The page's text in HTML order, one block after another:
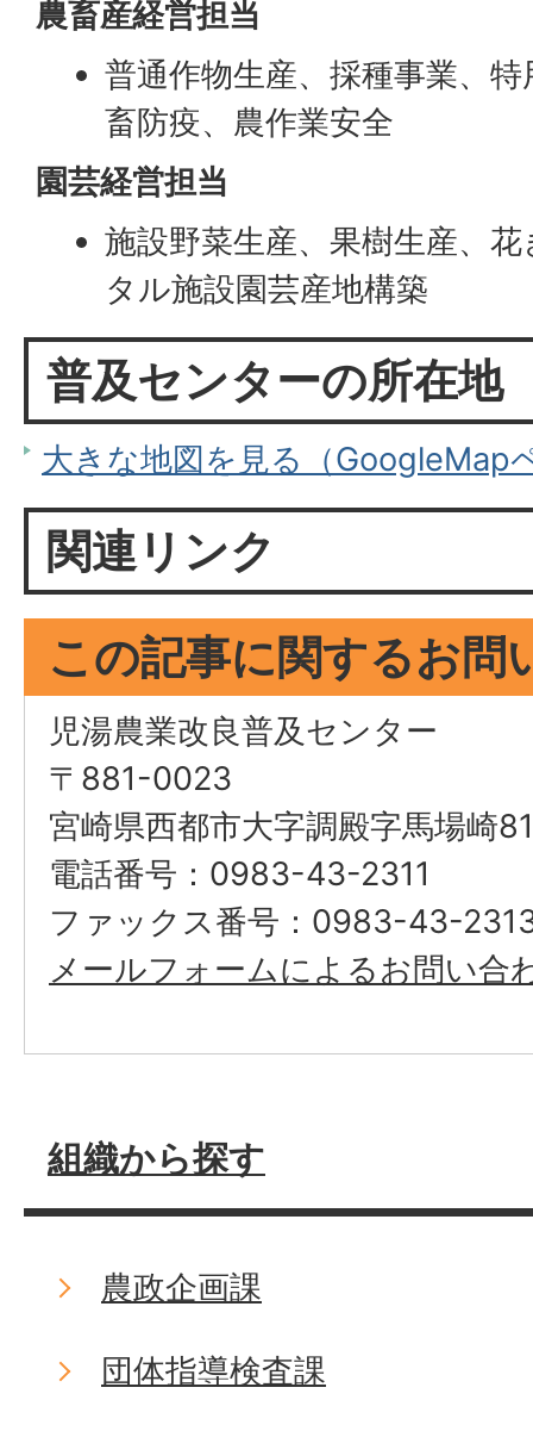
農畜産経営担当
普通作物生産、採種事業、
畜防疫、農作業安全
園芸経営担当
施設野菜生産、果樹生産、
タル施設園芸産地構築
普及センターの所在地
大きな地図を見る（GoogleMap
関連リンク
この記事に関するお問
児湯農業改良普及センター
〒881-0023
宮崎県西都市大字調殿字馬場崎
電話番号：0983-43-2311
ファックス番号：0983-43-
メールフォームによるお問い合
組織から探す
農政企画課
団体指導検査課